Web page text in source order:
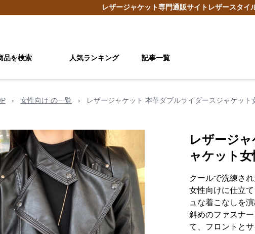
レザージャケット専門通販サイト レザースタイ
品を検索 人気ランキング 記事一覧
› 女性向け の一覧 › レザージャケット 本革ダブルライダースジャケット
レザージ
ャケット女
クールで洗練さ
女性向けに仕立
ュな着こなしを演
斜めのファスナ
て、フロントと